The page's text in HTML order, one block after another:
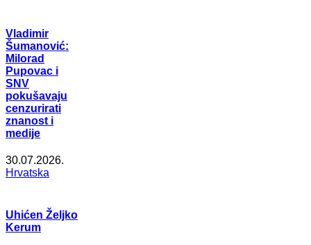
Vladimir
Šumanović:
Milorad
Pupovac i
SNV
pokušavaju
cenzurirati
znanost i
medije
30.07.2026.
Hrvatska
Uhićen Željko
Kerum